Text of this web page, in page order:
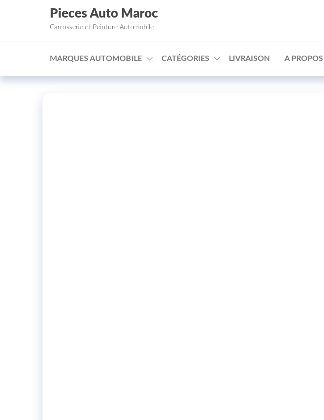
□
Aller au contenu
Pieces Auto Maroc
Carrosserie et Peinture Automobile
MARQUES AUTOMOBILE CATÉGORIES LIVRAISON A PROPOS